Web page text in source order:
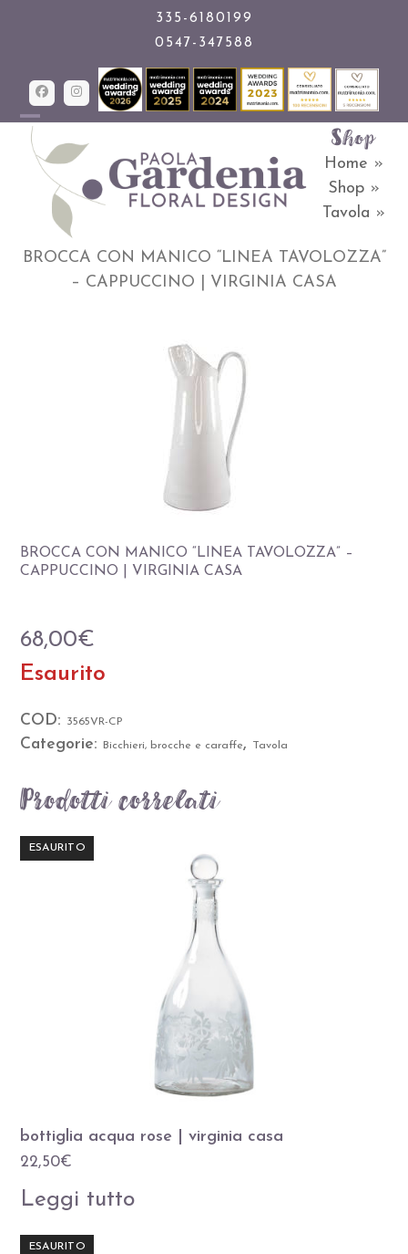
content
335-6180199
0547-347588
FacebookInstagram
Open
mobile
menu
Close
mobile
menu
Shop
Home »
Shop»
Tavola »
BROCCA CON MANICO “LINEA TAVOLOZZA”
– CAPPUCCINO | VIRGINIA CASA
BROCCA CON MANICO “LINEA TAVOLOZZA” –
CAPPUCCINO | VIRGINIA CASA
68,00€
Esaurito
COD: 3565VR-CP
Categorie: Bicchieri, brocche e caraffe, Tavola
Prodotti correlati
ESAURITO
bottiglia acqua rose | virginia casa
22,50€
Leggi tutto
ESAURITO